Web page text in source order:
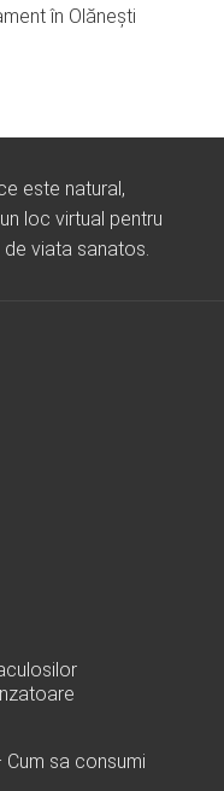
în Olănești
este natural,
loc virtual pentru
viata sanatos.
sa consumi